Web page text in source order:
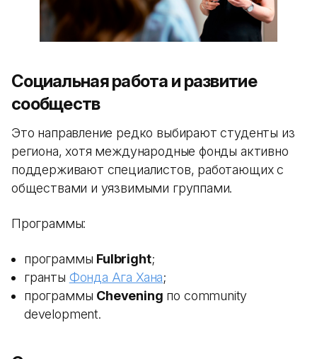
Социальная работа и развитие
сообществ
Это направление редко выбирают студенты из
региона, хотя международные фонды активно
поддерживают специалистов, работающих с
обществами и уязвимыми группами.
Программы:
программы Fulbright;
гранты Фонда Ага Хана;
программы Chevening по community
development.